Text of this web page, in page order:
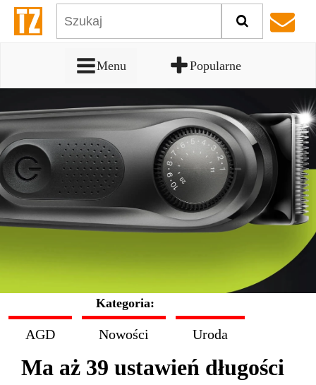
Menu Popularne
Kategoria:
AGD Nowości Uroda
Ma aż 39 ustawień długości